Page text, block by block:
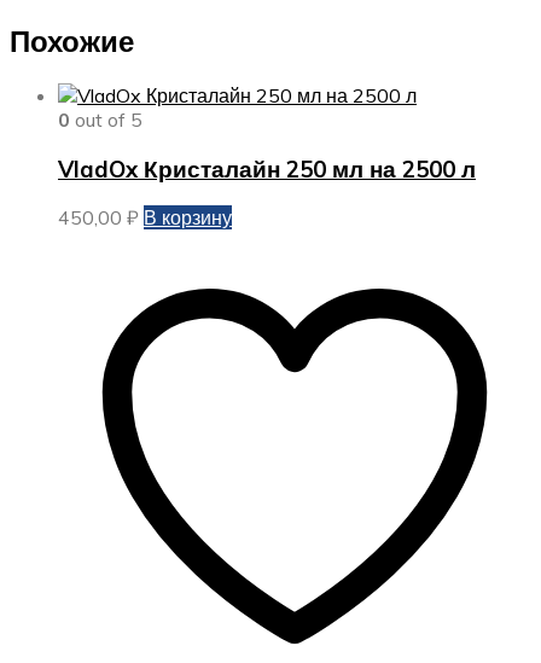
Похожие
0 out of 5
VladOx Кристалайн 250 мл на 2500 л
450,00 ₽ В корзину